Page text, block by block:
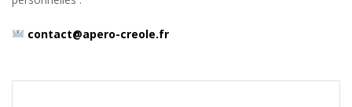
contact@apero-creole.fr